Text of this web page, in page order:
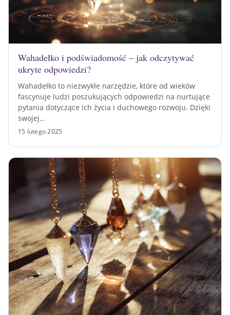
Wahadełko i podświadomość – jak odczytywać
ukryte odpowiedzi?
Wahadełko to niezwykłe narzędzie, które od wieków
fascynuje ludzi poszukujących odpowiedzi na nurtujące
pytania dotyczące ich życia i duchowego rozwoju. Dzięki
swojej…
15 lutego 2025